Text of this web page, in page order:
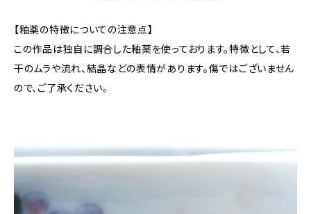
【釉薬の特徴についての注意点】
この作品は独自に調合した釉薬を使っております。特徴として、若
干のムラや流れ、結晶などの表情があります。傷ではございません
ので、ご了承ください。